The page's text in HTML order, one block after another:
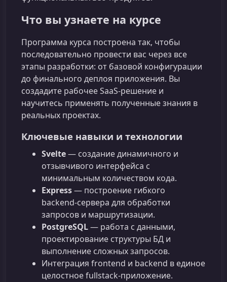
Что вы узнаете на курсе
Программа курса построена так, чтобы
последовательно провести вас через все
этапы разработки: от базовой конфигурации
до финального деплоя приложения. Вы
создадите рабочее SaaS‑решение и
научитесь применять полученные знания в
реальных проектах.
Ключевые навыки и технологии
Svelte— создание динамичного и
отзывчивого интерфейса с
минимальным количеством кода.
Express— построение гибкого
backend‑сервера для обработки
запросов и маршрутизации.
PostgreSQL— работа с данными,
проектирование структуры БД и
выполнение сложных запросов.
Интеграция frontend и backend в единое
целостное fullstack‑приложение.